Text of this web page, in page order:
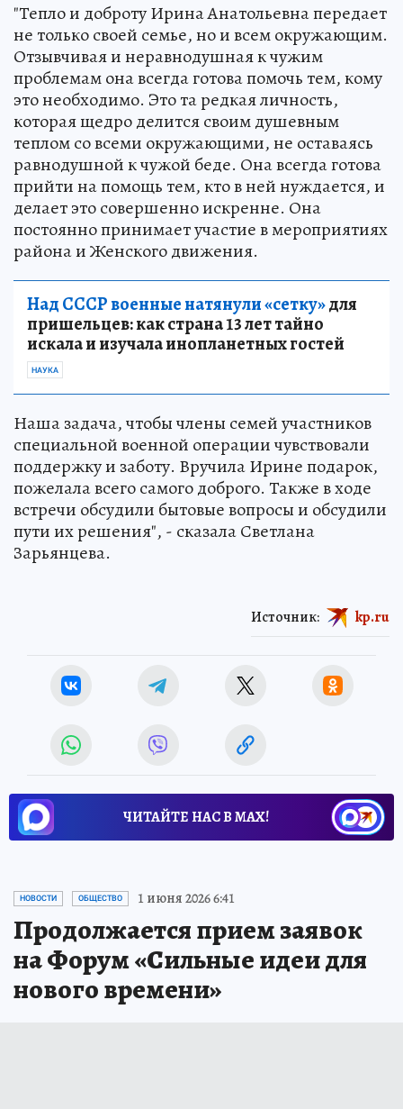
"Тепло и доброту Ирина Анатольевна передает
не только своей семье, но и всем окружающим.
Отзывчивая и неравнодушная к чужим
проблемам она всегда готова помочь тем, кому
это необходимо. Это та редкая личность,
которая щедро делится своим душевным
теплом со всеми окружающими, не оставаясь
равнодушной к чужой беде. Она всегда готова
прийти на помощь тем, кто в ней нуждается, и
делает это совершенно искренне. Она
постоянно принимает участие в мероприятиях
района и Женского движения.
Над СССР военные натянули «сетку»для
пришельцев: как страна 13 лет тайно
искала и изучала инопланетных гостей
НАУКА
Наша задача, чтобы члены семей участников
специальной военной операции чувствовали
поддержку и заботу. Вручила Ирине подарок,
пожелала всего самого доброго. Также в ходе
встречи обсудили бытовые вопросы и обсудили
пути их решения", - сказала Светлана
Зарьянцева.
Источник: kp.ru
ЧИТАЙТЕ НАС В МАХ!
НОВОСТИ ОБЩЕСТВО 1 июня 2026 6:41
Продолжается прием заявок
на Форум «Сильные идеи для
нового времени»